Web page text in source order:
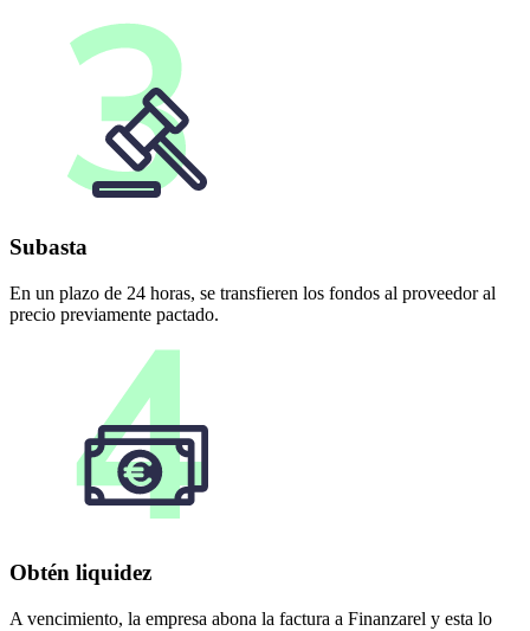
Subasta
En un plazo de 24 horas, se transfieren los fondos al proveedor al
precio previamente pactado.
Obtén liquidez
A vencimiento, la empresa abona la factura a Finanzarel y esta lo